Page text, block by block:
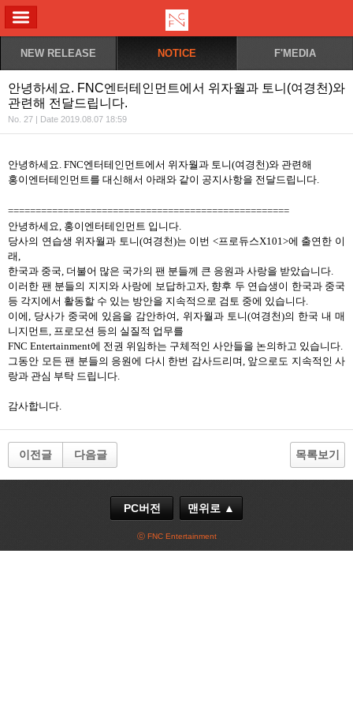
NEW RELEASE NOTICE F'MEDIA
안녕하세요. FNC엔터테인먼트에서 위자월과 토니(여경천)와
관련해 전달드립니다.
No. 27 | Date 2019.08.07 18:59
안녕하세요. FNC엔터테인먼트에서 위자월과 토니(여경천)와 관련해
홍이엔터테인먼트를 대신해서 아래와 같이 공지사항을 전달드립니다.
===================================================
안녕하세요, 홍이엔터테인먼트 입니다.
당사의 연습생 위자월과 토니(여경천)는 이번 <프로듀스X101>에 출연한 이
래,
한국과 중국, 더불어 많은 국가의 팬 분들께 큰 응원과 사랑을 받았습니다.
이러한 팬 분들의 지지와 사랑에 보답하고자, 향후 두 연습생이 한국과 중국
등 각지에서 활동할 수 있는 방안을 지속적으로 검토 중에 있습니다.
이에, 당사가 중국에 있음을 감안하여, 위자월과 토니(여경천)의 한국 내 매
니지먼트, 프로모션 등의 실질적 업무를
FNC Entertainment에 전권 위임하는 구체적인 사안들을 논의하고 있습니다.
그동안 모든 팬 분들의 응원에 다시 한번 감사드리며, 앞으로도 지속적인 사
랑과 관심 부탁 드립니다.
감사합니다.
이전글 다음글 목록보기
PC버전 맨위로 ▲
ⓒ FNC Entertainment